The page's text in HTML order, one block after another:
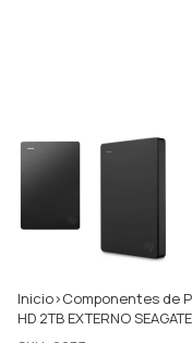
Inicio>Componentes de
HD 2TB EXTERNO